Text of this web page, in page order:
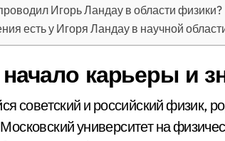
Игорь Ландау в области физики?
есть у Игоря Ландау в научной
карьеры и
советский и российский физик,
университет на